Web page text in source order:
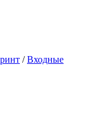
/Входные